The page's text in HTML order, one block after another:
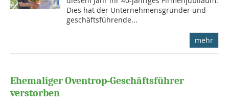
Dies hat der Unternehmensgründer und
geschäftsführende...
mehr
Ehemaliger Oventrop-Geschäftsführer
verstorben